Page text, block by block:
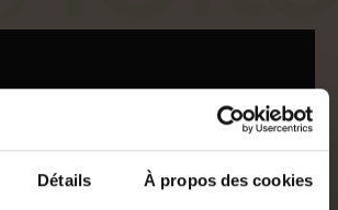
Détails À propos des cookies
Besson-Brochard
0613025527